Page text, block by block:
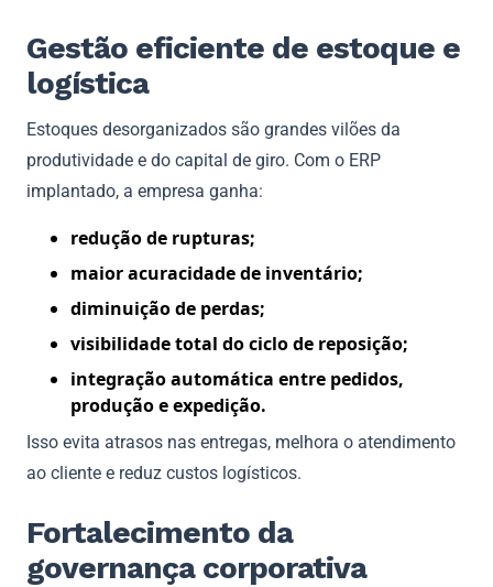
Gestão eficiente de estoque e
logística
Estoques desorganizados são grandes vilões da
produtividade e do capital de giro. Com o ERP
implantado, a empresa ganha:
redução de rupturas;
maior acuracidade de inventário;
diminuição de perdas;
visibilidade total do ciclo de reposição;
integração automática entre pedidos,
produção e expedição.
Isso evita atrasos nas entregas, melhora o atendimento
ao cliente e reduz custos logísticos.
Fortalecimento da
governança corporativa